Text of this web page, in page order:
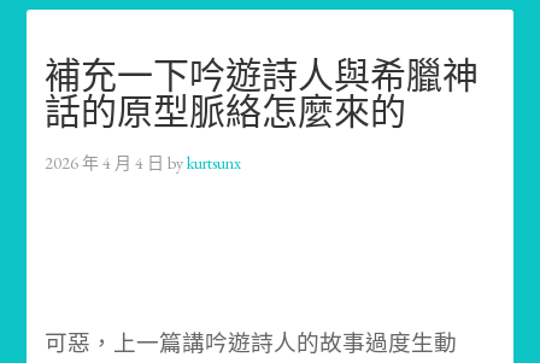
補充一下吟遊詩人與希臘神
話的原型脈絡怎麼來的
2026 年 4 月 4 日 bykurtsunx
可惡，上一篇講吟遊詩人的故事過度生動